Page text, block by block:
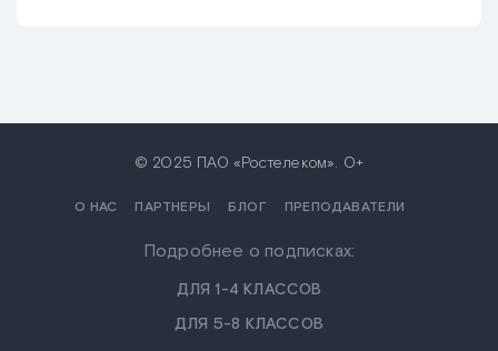
© 2025 ПАО «Ростелеком». 0+
О НАС ПАРТНЕРЫ БЛОГ ПРЕПОДАВАТЕЛИ
Подробнее о подписках:
ДЛЯ 1-4 КЛАССОВ
ДЛЯ 5-8 КЛАССОВ